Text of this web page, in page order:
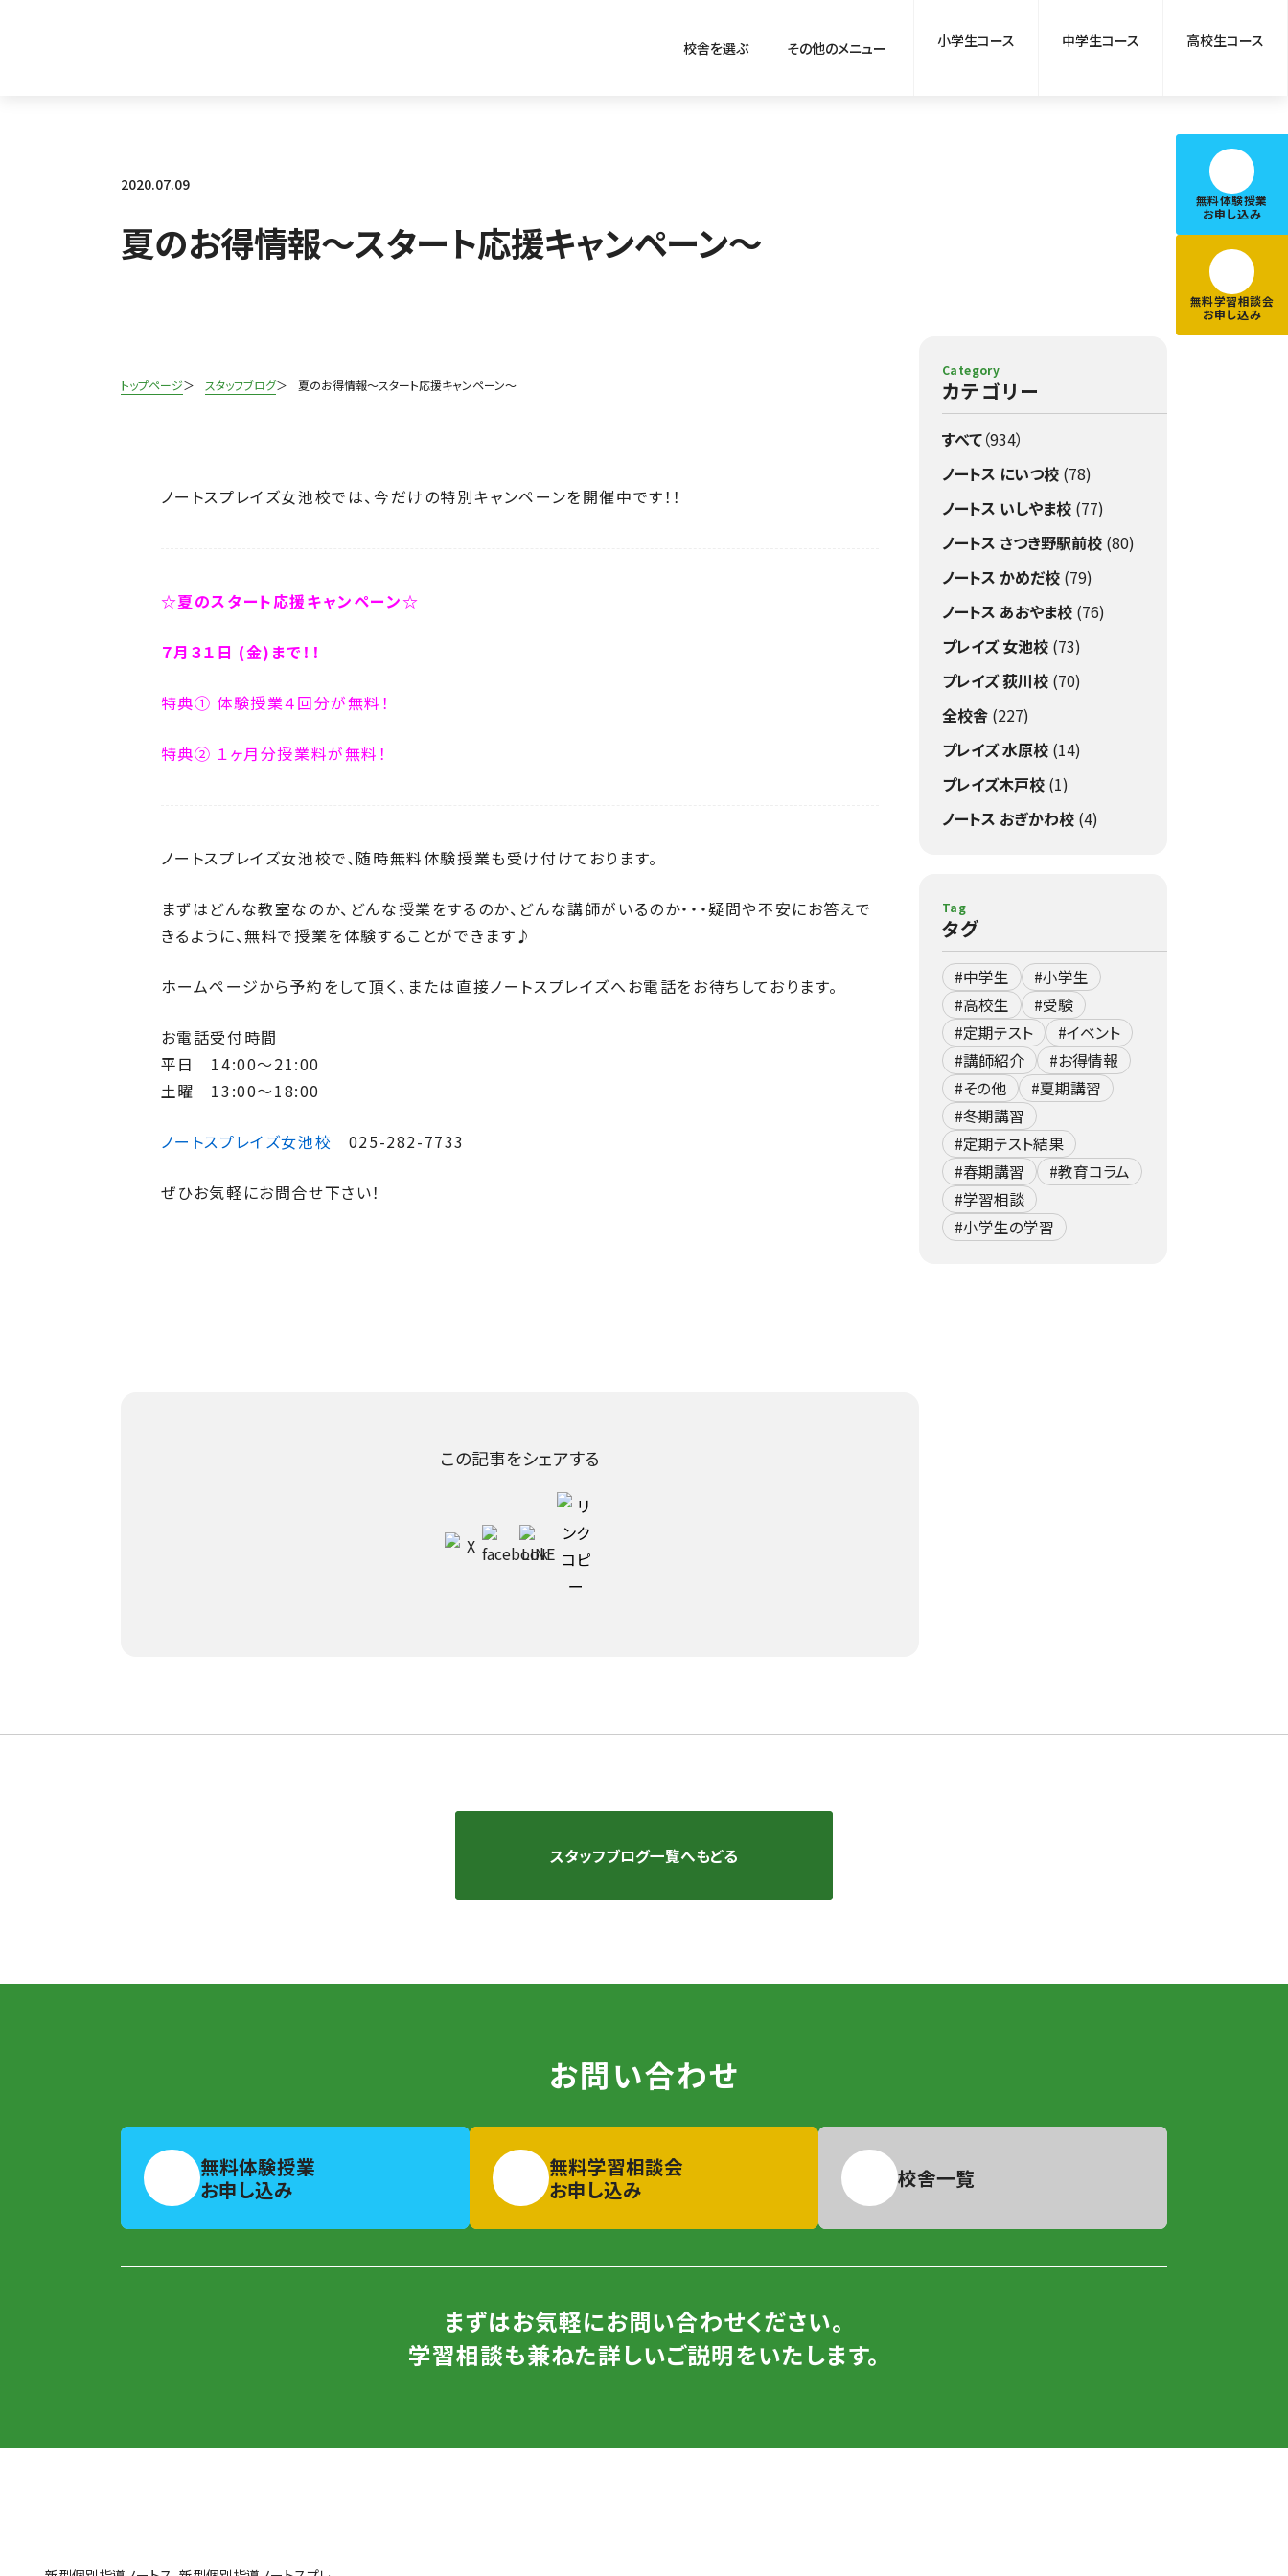
校舎を選ぶ その他のメニュー 小学生コース 中学生コース 高校生コース
無料体験授業
お申し込み
無料学習相談会
お申し込み
2020.07.09
夏のお得情報～スタート応援キャンペーン～
トップページ スタッフブログ 夏のお得情報～スタート応援キャンペーン～
ノートスプレイズ女池校では、今だけの特別キャンペーンを開催中です！！
☆夏のスタート応援キャンペーン☆
７月３１日 (金)まで！！
特典① 体験授業４回分が無料！
特典② １ヶ月分授業料が無料！
ノートスプレイズ女池校で、随時無料体験授業も受け付けております。
まずはどんな教室なのか、どんな授業をするのか、どんな講師がいるのか・・・疑問や不安にお答えで
きるように、無料で授業を体験することができます♪
ホームページから予約をして頂く、または直接ノートスプレイズへお電話をお待ちしております。
お電話受付時間
平日 14:00～21:00
土曜 13:00～18:00
ノートスプレイズ女池校 025-282-7733
ぜひお気軽にお問合せ下さい！
この記事をシェアする
Category
カテゴリー
すべて（934）
ノートス にいつ校(78)
ノートス いしやま校(77)
ノートス さつき野駅前校(80)
ノートス かめだ校(79)
ノートス あおやま校(76)
プレイズ 女池校(73)
プレイズ 荻川校(70)
全校舎(227)
プレイズ 水原校(14)
プレイズ木戸校(1)
ノートス おぎかわ校(4)
Tag
タグ
#中学生
#小学生
#高校生
#受験
#定期テスト
#イベント
#講師紹介
#お得情報
#その他
#夏期講習
#冬期講習
#定期テスト結果
#春期講習
#教育コラム
#学習相談
#小学生の学習
スタッフブログ一覧へもどる
お問い合わせ
無料体験授業
お申し込み
無料学習相談会
お申し込み
校舎一覧
まずはお気軽にお問い合わせください。
学習相談も兼ねた詳しいご説明をいたします。